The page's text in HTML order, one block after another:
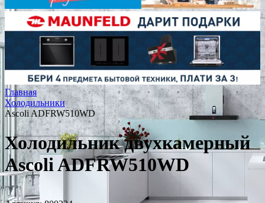
Главная
Холодильники
Ascoli ADFRW510WD
Холодильник двухкамерный
Ascoli ADFRW510WD